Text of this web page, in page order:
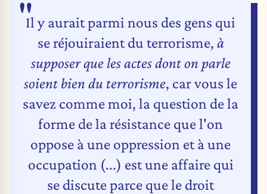
Il y aurait parmi nous des gens qui
se réjouiraient du terrorisme, à
supposer que les actes dont on parle
soient bien du terrorisme, car vous le
savez comme moi, la question de la
forme de la résistance que l'on
oppose à une oppression et à une
occupation (...) est une affaire qui
se discute parce que le droit